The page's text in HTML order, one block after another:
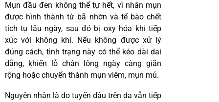
Mụn đầu đen không thể tự hết, vì nhân mụn
được hình thành từ bã nhờn và tế bào chết
tích tụ lâu ngày, sau đó bị oxy hóa khi tiếp
xúc với không khí. Nếu không được xử lý
đúng cách, tình trạng này có thể kéo dài dai
dẳng, khiến lỗ chân lông ngày càng giãn
rộng hoặc chuyển thành mụn viêm, mụn mủ.
Nguyên nhân là do tuyến dầu trên da vẫn tiếp